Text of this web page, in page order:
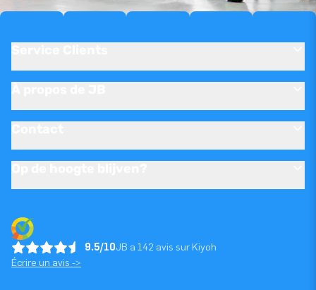
9.5/10JB a 142 avis sur Kiyoh
Écrire un avis ->